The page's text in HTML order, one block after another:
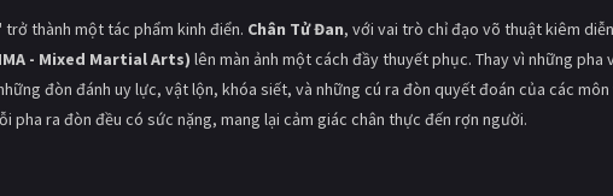
trở thành một tác phẩm kinh điển. Chân Tử Đan, với vai trò chỉ đạo võ thuật kiêm
- Mixed Martial Arts) lên màn ảnh một cách đầy thuyết phục. Thay vì những pha
đòn đánh uy lực, vật lộn, khóa siết, và những cú ra đòn quyết đoán của các
pha ra đòn đều có sức nặng, mang lại cảm giác chân thực đến rợn người.